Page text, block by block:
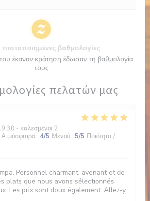
πελατών μας
- καλεσμένοι 2
Ατμόσφαιρα : 4/5 Μενού : 5/5 Ποιότητα /
Personnel charmant, avenant et de
plats que nous avons sélectionnés
Les prix sont doux également. Allez-y
πιστοποιημένες βαθμολογίες
έκαναν κράτηση έδωσαν τη βαθμολογία
τους